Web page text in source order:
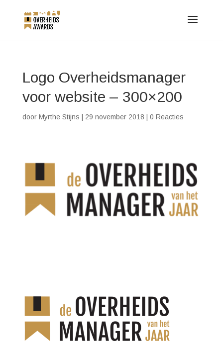
Logo Overheidsmanager
voor website – 300×200
door Myrthe Stijns 29 november 2018 0 Reacties